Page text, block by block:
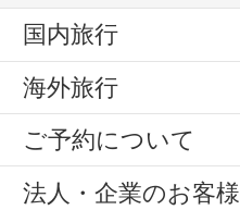
国内旅行
海外旅行
ご予約について
法人・企業のお客様